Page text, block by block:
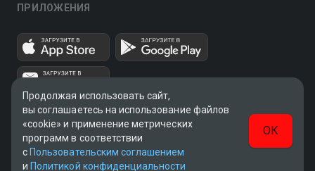
ПРИЛОЖЕНИЯ
v3.9.15 | SSR
UUID: fdfec070-7b7e-4393-a0fb-fad340f5166b
Продолжая использовать сайт,
вы соглашаетесь на использование файлов
«cookie» и применение метрических
программ в соответствии
с Пользовательским соглашением
и Политикой конфиденциальности
ОК